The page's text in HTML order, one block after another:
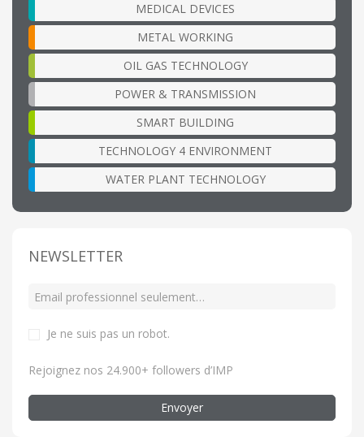
MEDICAL DEVICES
METAL WORKING
OIL GAS TECHNOLOGY
POWER & TRANSMISSION
SMART BUILDING
TECHNOLOGY 4 ENVIRONMENT
WATER PLANT TECHNOLOGY
NEWSLETTER
Je ne suis pas un robot.
Rejoignez nos 24.900+ followers d’IMP
Envoyer